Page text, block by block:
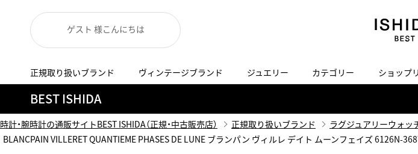
ゲスト 様こんにちは
正規取り扱いブランド
A B
Accurate Form ACCUTRON
ヴィンテージブランド
BEST VINTAGEについて 買取り・下取り・委託サー
ジュエリー カテゴリー
正規取り扱いブランド
ショップ
ISHIDA新宿 ISHIDA表参道
ニュースリリース 採用情報
査定お申込み
YOUTUBE BLOG
BEST ISHIDA
時計・腕時計の通販サイトBEST ISHIDA（正規・中古販売店） 正規取り扱いブランド ラグジュアリーウォッ
BLANCPAIN VILLERET QUANTIEME PHASES DE LUNE ブランパン ヴィルレ デイト ムーンフェイズ 6126N-